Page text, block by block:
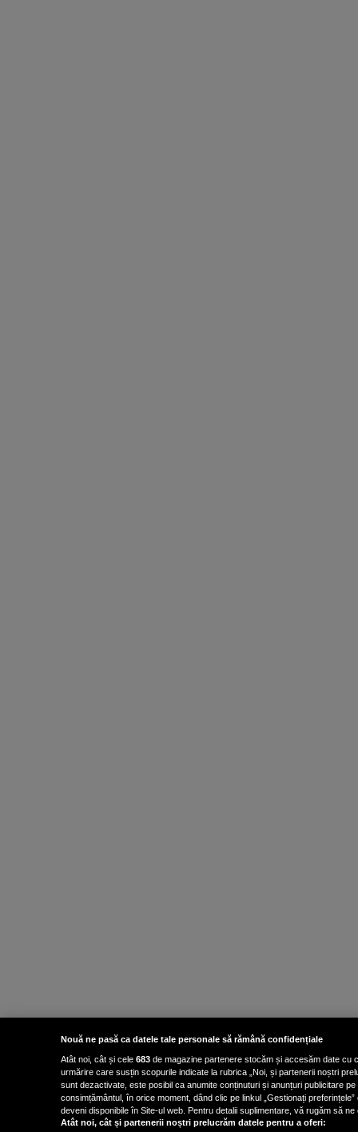
Nouă ne pasă ca datele tale personale să rămână confidențiale
Atât noi, cât și cele 683 de magazine partenere stocăm și accesăm date cu
urmărire care susțin scopurile indicate la rubrica „Noi, și partenerii noștri
sunt dezactivate, este posibil ca anumite conținuturi și anunțuri publicitare
consimțământul, în orice moment, dând clic pe linkul „Gestionați
deveni disponibile în Site-ul web. Pentru detalii suplimentare, vă rugăm să
Atât noi, cât și partenerii noștri prelucrăm datele pentru a oferi: